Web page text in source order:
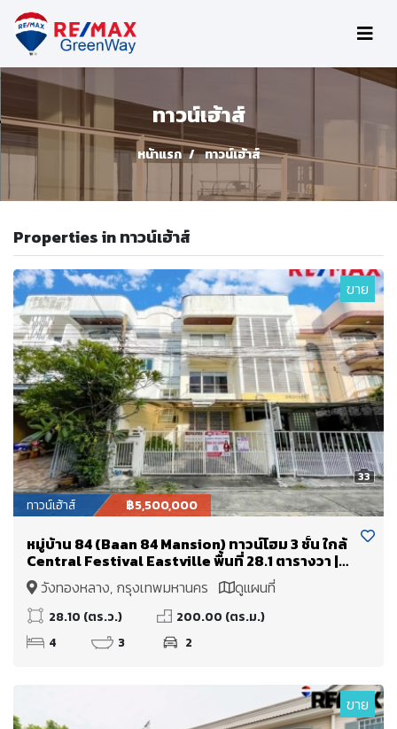
ทาวน์เฮ้าส์
หน้าแรก ทาวน์เฮ้าส์
Properties in ทาวน์เฮ้าส์
33
ขาย
ทาวน์เฮ้าส์ ฿5,500,000
หมู่บ้าน 84 (Baan 84 Mansion) ทาวน์โฮม 3 ชั้น ใกล้
Central Festival Eastville พื้นที่ 28.1 ตารางวา |
ไม่มีค่าส่วนกลาง I วิวหลังบ้านเป็นต้นไม้สวนสวย
วังทองหลาง, กรุงเทพมหานคร ดูแผนที่
28.10 (ตร.ว.)
200.00 (ตร.ม.)
4
3 2
ขาย